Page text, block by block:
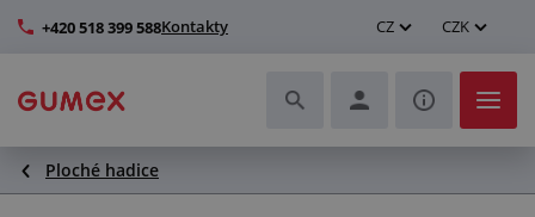
+420 518 399 588Kontakty CZ CZK
Hadice a jejich kompletace
Ploché hadice